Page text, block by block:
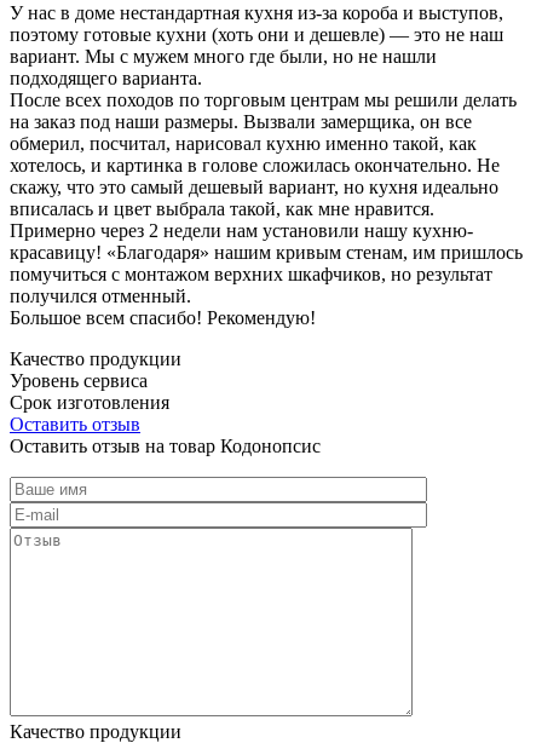
У нас в доме нестандартная кухня из-за короба и выступов,
поэтому готовые кухни (хоть они и дешевле) — это не наш
вариант. Мы с мужем много где были, но не нашли
подходящего варианта.
После всех походов по торговым центрам мы решили делать
на заказ под наши размеры. Вызвали замерщика, он все
обмерил, посчитал, нарисовал кухню именно такой, как
хотелось, и картинка в голове сложилась окончательно. Не
скажу, что это самый дешевый вариант, но кухня идеально
вписалась и цвет выбрала такой, как мне нравится.
Примерно через 2 недели нам установили нашу кухню-
красавицу! «Благодаря» нашим кривым стенам, им пришлось
помучиться с монтажом верхних шкафчиков, но результат
получился отменный.
Большое всем спасибо! Рекомендую!
Качество продукции
Уровень сервиса
Срок изготовления
Оставить отзыв
Оставить отзыв на товар Кодонопсис
Качество продукции